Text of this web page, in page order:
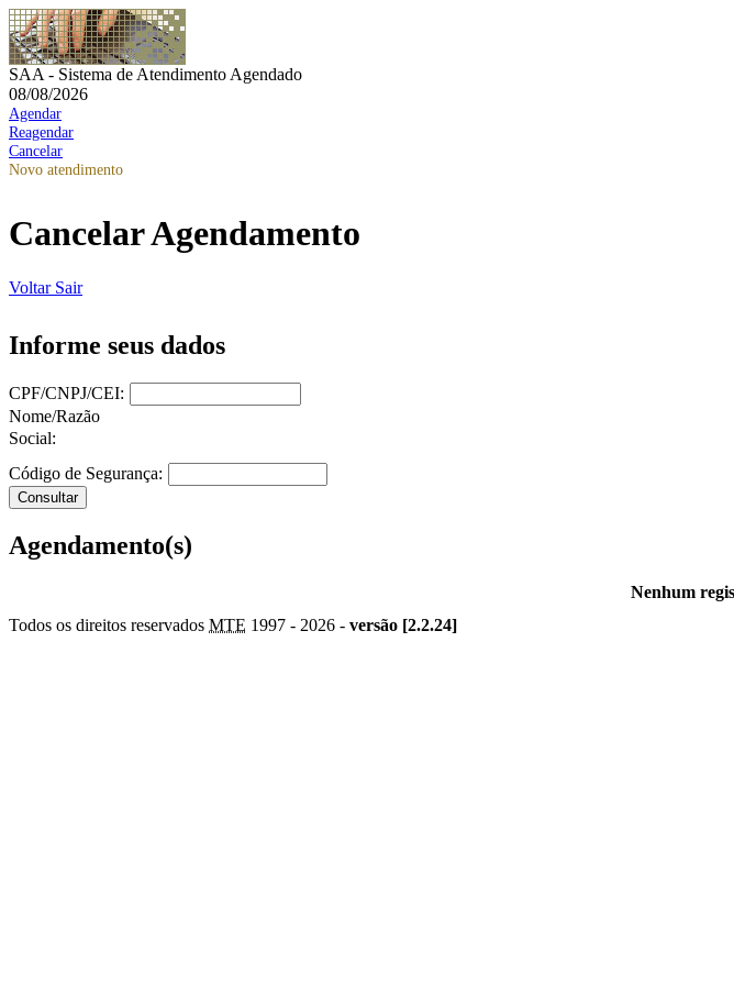
SAA - Sistema de Atendimento Agendado
08/08/2026
Agendar
Reagendar
Cancelar
Novo atendimento
Cancelar Agendamento
Voltar Sair
Informe seus dados
CPF/CNPJ/CEI:
Nome/Razão
Social:
Código de Segurança:
Agendamento(s)
Nenhum
Todos os direitos reservados MTE 1997 - 2026 - versão [2.2.24]